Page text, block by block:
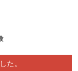
た。